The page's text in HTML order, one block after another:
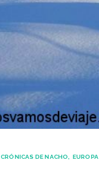
CRÓNICAS DE NACHO EUROPA